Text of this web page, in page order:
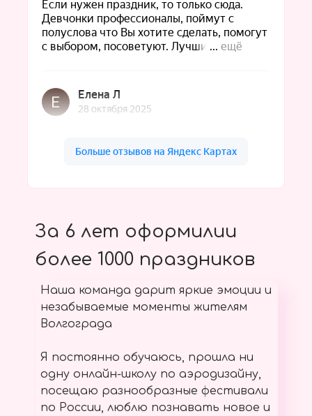
За 6 лет оформилии
более 1000 праздников
Наша команда дарит яркие эмоции и
незабываемые моменты жителям
Волгограда
Я постоянно обучаюсь, прошла ни
одну онлайн-школу по аэродизайну,
посещаю разнообразные фестивали
по России, люблю познавать новое и